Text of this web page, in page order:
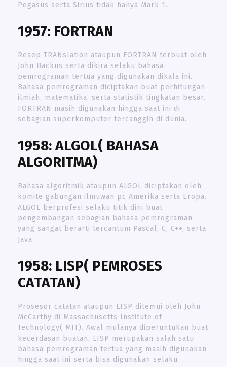
Pegasus serta Sirius tidak hanya Mark 1.
1957: FORTRAN
Resep TRANslation ataupun FORTRAN terbuat oleh
John Backus serta dikira selaku bahasa
pemrograman tertua yang digunakan dikala ini.
Bahasa pemrograman diciptakan buat perhitungan
ilmiah, matematika, serta statistik tingkatan besar.
FORTRAN masih digunakan hingga saat ini di
sebagian superkomputer tercanggih di dunia.
1958: ALGOL( BAHASA
ALGORITMA)
Bahasa algoritmik ataupun ALGOL diciptakan oleh
komite gabungan ilmuwan pc Amerika serta Eropa.
ALGOL berprofesi selaku titik dini buat
pengembangan sebagian bahasa pemrograman
yang sangat berarti tercantum Pascal, C, C++, serta
Java.
1958: LISP( PEMROSES
CATATAN)
Prosesor catatan ataupun LISP ditemui oleh John
McCarthy di Massachusetts Institute of
Technology( MIT). Awal mulanya diperuntukan buat
kecerdasan buatan, LISP merupakan salah satu
bahasa pemrograman tertua yang masih digunakan
hingga saat ini serta bisa digunakan selaku